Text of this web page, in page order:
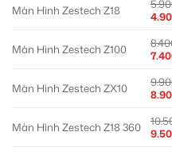
Màn Hình Zestech Z18
Màn Hình Zestech Z100
Màn Hình Zestech ZX10
Màn Hình Zestech Z18 360